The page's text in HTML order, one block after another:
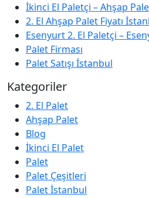
İkinci El Paletçi – Ahşap
2. El Ahşap Palet Fiyatı
Esenyurt 2. El Paletçi –
Palet Firması
Palet Satışı İstanbul
Kategoriler
2. El Palet
Ahşap Palet
Blog
İkinci El Palet
Palet
Palet Çeşitleri
Palet İstanbul